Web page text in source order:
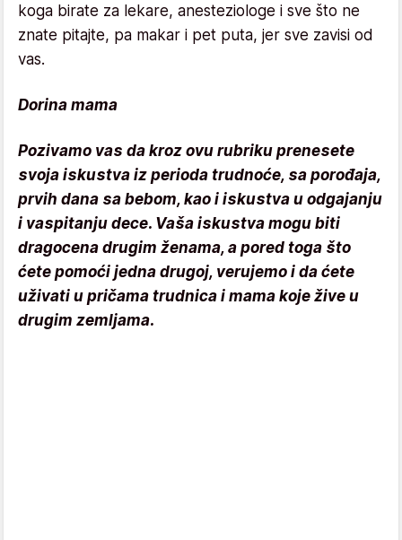
koga birate za lekare, anesteziologe i sve što ne
znate pitajte, pa makar i pet puta, jer sve zavisi od
vas.
Dorina mama
Pozivamo vas da kroz ovu rubriku prenesete
svoja iskustva iz perioda trudnoće, sa porođaja,
prvih dana sa bebom, kao i iskustva u odgajanju
i vaspitanju dece. Vaša iskustva mogu biti
dragocena drugim ženama, a pored toga što
ćete pomoći jedna drugoj, verujemo i da ćete
uživati u pričama trudnica i mama koje žive u
drugim zemljama.